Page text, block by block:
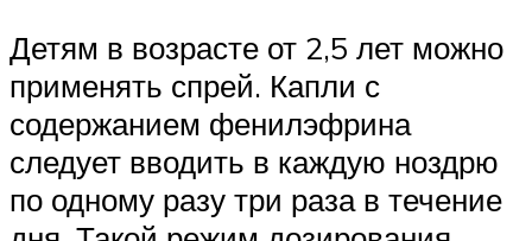
Детям в возрасте от 2,5 лет можно
применять спрей. Капли с
содержанием фенилэфрина
следует вводить в каждую ноздрю
по одному разу три раза в течение